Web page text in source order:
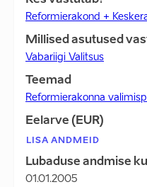
Reformierakond +
Millised asutused
Vabariigi Valitsus
Teemad
Reformierakonna
Eelarve (EUR)
LISA ANDMEID
Lubaduse andmise
01.01.2005